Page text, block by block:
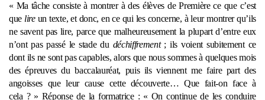
« Ma tâche consiste à montrer à des élèves de Première ce que c’est
que lireun texte, et donc, en ce qui les concerne, à leur montrer qu’ils
ne savent pas lire, parce que malheureusement la plupart d’entre eux
n’ont pas passé le stade du déchiffrement; ils voient subitement ce
dont ils ne sont pas capables, alors que nous sommes à quelques mois
des épreuves du baccalauréat, puis ils viennent me faire part des
angoisses que leur cause cette découverte… Que fait-on face à
cela ? » Réponse de la formatrice : « On continue de les conduire